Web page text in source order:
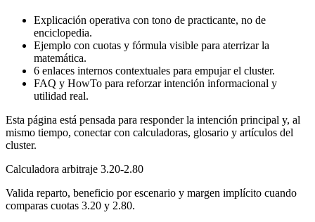
Explicación operativa con tono de practicante, no de
enciclopedia.
Ejemplo con cuotas y fórmula visible para aterrizar la
matemática.
6 enlaces internos contextuales para empujar el cluster.
FAQ y HowTo para reforzar intención informacional y
utilidad real.
Esta página está pensada para responder la intención principal y, al
mismo tiempo, conectar con calculadoras, glosario y artículos del
cluster.
Calculadora arbitraje 3.20-2.80
Valida reparto, beneficio por escenario y margen implícito cuando
comparas cuotas 3.20 y 2.80.